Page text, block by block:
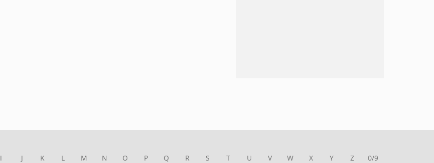
I J K L M N O P Q R S T U V W X Y Z 0/9